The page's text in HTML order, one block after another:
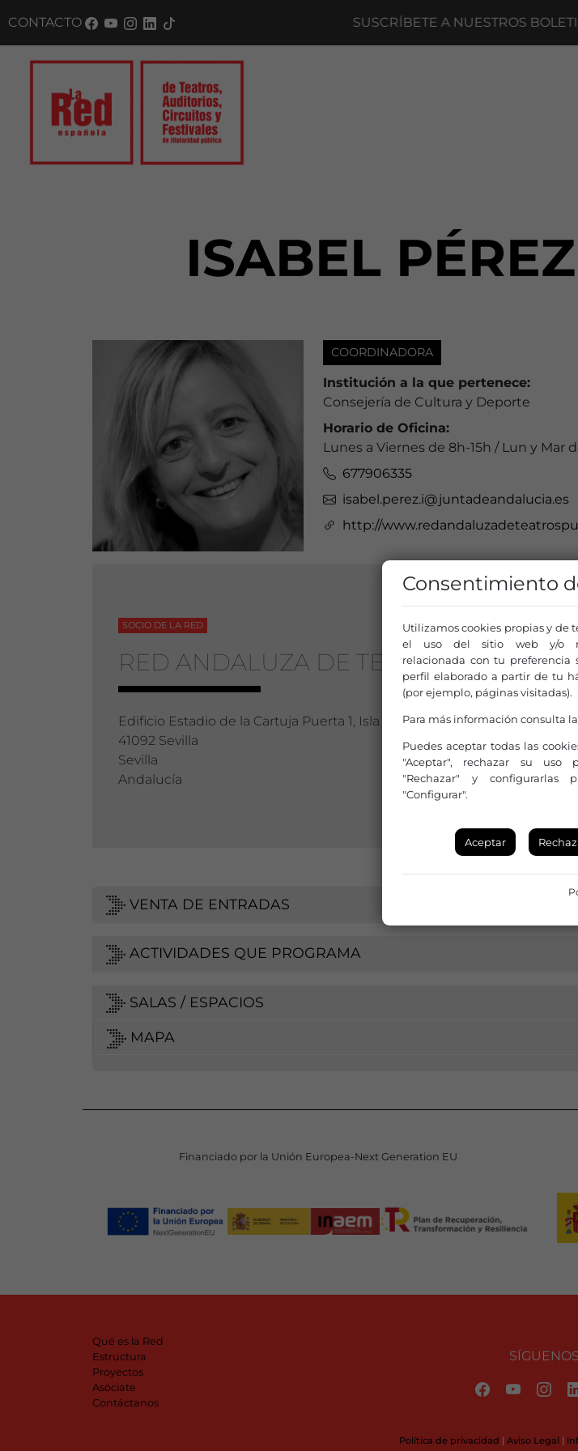
CONTACTO SUSCRÍBETE A NUESTROS
ISABEL
COORDINADORA
Institución a la que pertenece:
Consejería de Cultura y Deporte
Horario de Oficina:
Lunes a Viernes de 8h-15h / Lun y Mar
677906335
isabel.perez.i@juntadeandalucia.es
http://
SOCIO DE LA RED
RED ANDALUZA DE TEATROS
Edificio Estadio de la Cartuja Puerta 1, Isla de la Cartuja s/n
41092 Sevilla
Sevilla
Andalucía
VENTA DE ENTRADAS
ACTIVIDADES QUE PROGRAMA
SALAS / ESPACIOS
MAPA
Financiado por la Unión Europea-Next Generation EU
Qué es la Red
Estructura
Proyectos
Asóciate
Contáctanos
SÍGUENOS
Política de privacidad | Aviso Legal |
Consentimiento
Utilizamos cookies propias y de
el uso del sitio web y/o
relacionada con tu preferencia
perfil elaborado a partir de tu
(por ejemplo, páginas visitadas).
Para más información consulta la
Puedes aceptar todas las
"Aceptar", rechazar su uso
"Rechazar" y configurarlas
"Configurar".
Aceptar